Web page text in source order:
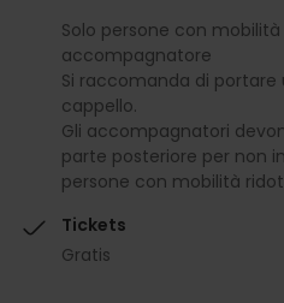
Solo persone con
accompagnatore
Si raccomanda di portare
cappello.
Gli accompagnatori
parte posteriore per non
persone con mobilità
Tickets
Gratis